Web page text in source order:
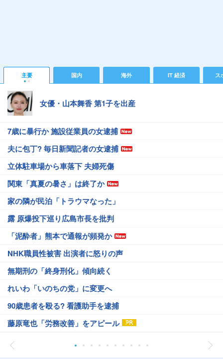
主要 国内 海外 IT 経済 ス
女優・山本舞香 第1子を出産
7歳に暴行か 施設従業員の女逮捕
夫に包丁? 毎日新聞記者の女逮捕
立体駐車場から車落下 夫婦死傷
関東「真夏の暑さ」は終了か
家の隣が民泊「トラウマなった」
露 原爆投下巡り広島市長を批判
「泥酔者」熊本で通報が頻発か
NHK職員性被害 出演者に怒りの声
無期刑の「終身刑化」傾向続く
れいわ「いのちの党」に変更へ
90歳患者を殴る? 看護助手を逮捕
藤原竜也「労務改善」をアピール